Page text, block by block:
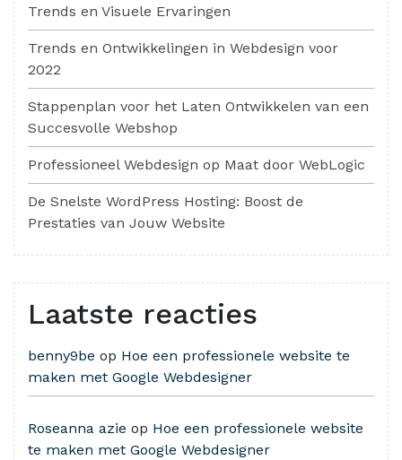
Trends en Visuele Ervaringen
Trends en Ontwikkelingen in Webdesign voor
2022
Stappenplan voor het Laten Ontwikkelen van een
Succesvolle Webshop
Professioneel Webdesign op Maat door WebLogic
De Snelste WordPress Hosting: Boost de
Prestaties van Jouw Website
Laatste reacties
benny9be op Hoe een professionele website te
maken met Google Webdesigner
Roseanna azie op Hoe een professionele website
te maken met Google Webdesigner